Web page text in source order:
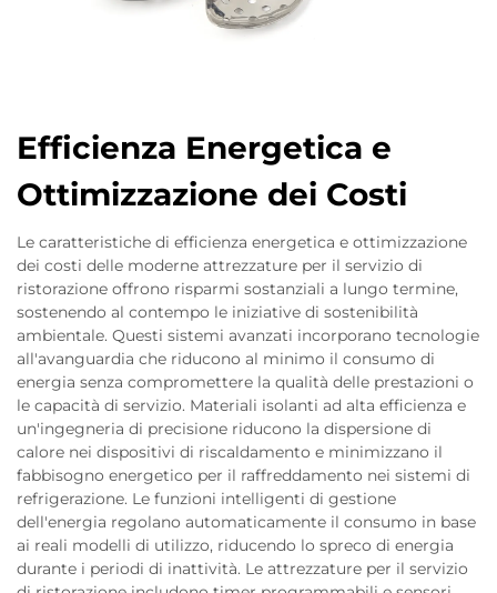
Efficienza Energetica e
Ottimizzazione dei Costi
Le caratteristiche di efficienza energetica e ottimizzazione
dei costi delle moderne attrezzature per il servizio di
ristorazione offrono risparmi sostanziali a lungo termine,
sostenendo al contempo le iniziative di sostenibilità
ambientale. Questi sistemi avanzati incorporano tecnologie
all'avanguardia che riducono al minimo il consumo di
energia senza compromettere la qualità delle prestazioni o
le capacità di servizio. Materiali isolanti ad alta efficienza e
un'ingegneria di precisione riducono la dispersione di
calore nei dispositivi di riscaldamento e minimizzano il
fabbisogno energetico per il raffreddamento nei sistemi di
refrigerazione. Le funzioni intelligenti di gestione
dell'energia regolano automaticamente il consumo in base
ai reali modelli di utilizzo, riducendo lo spreco di energia
durante i periodi di inattività. Le attrezzature per il servizio